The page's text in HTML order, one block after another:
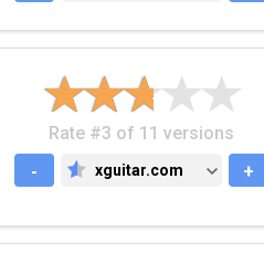
Rate #3 of 11 versions
-
XGUITAR.COM
xguitar.com +